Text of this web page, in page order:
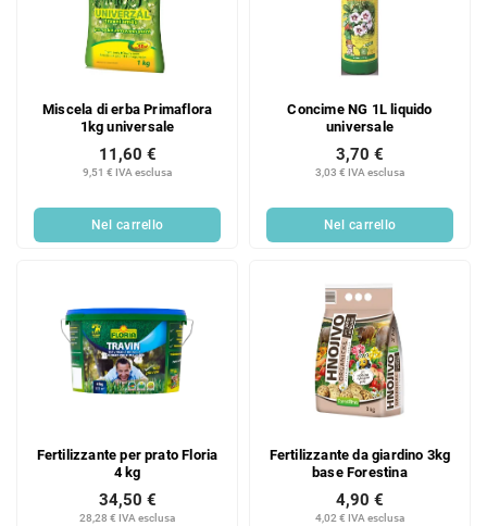
Miscela di erba Primaflora
1kg universale
9,51 € IVA esclusa
11,60 €
Nel carrello
Concime NG 1L liquido
universale
3,03 € IVA esclusa
3,70 €
Nel carrello
Fertilizzante per prato Floria
4 kg
28,28 € IVA esclusa
34,50 €
Fertilizzante da giardino 3kg
base Forestina
4,02 € IVA esclusa
4,90 €